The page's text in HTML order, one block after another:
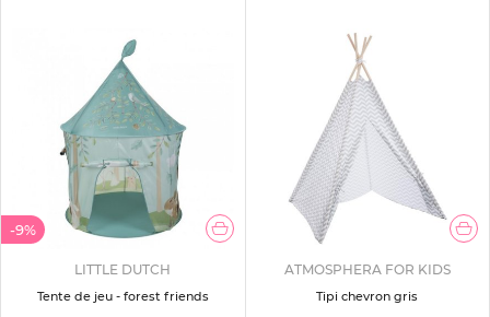
-9%
LITTLE DUTCH
Tente de jeu - forest friends
ATMOSPHERA FOR KIDS
Tipi chevron gris